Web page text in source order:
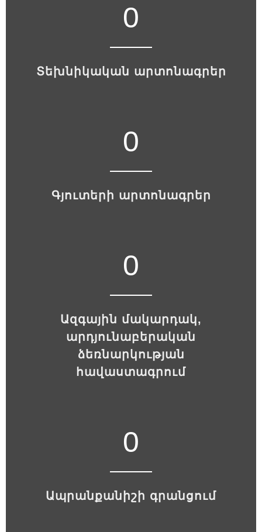
0
Տեխնիկական արտոնագրեր
0
Գյուտերի արտոնագրեր
0
Ազգային մակարդակ,
արդյունաբերական
ձեռնարկության
հավաստագրում
0
Ապրանքանիշի գրանցում